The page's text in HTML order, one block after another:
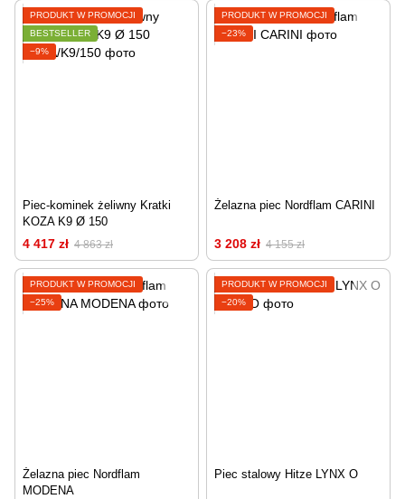
PRODUKT W PROMOCJI
BESTSELLER
−9%
Piec-kominek żeliwny Kratki
KOZA K9 Ø 150
4 417 zł 4 863 zł
PRODUKT W PROMOCJI
−23%
Żelazna piec Nordflam CARINI
3 208 zł 4 155 zł
PRODUKT W PROMOCJI
−25%
Żelazna piec Nordflam
MODENA
PRODUKT W PROMOCJI
−20%
Piec stalowy Hitze LYNX O